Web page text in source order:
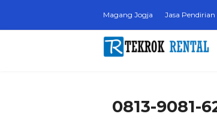
Magang Jogja Jasa Pendirian
0813-9081-